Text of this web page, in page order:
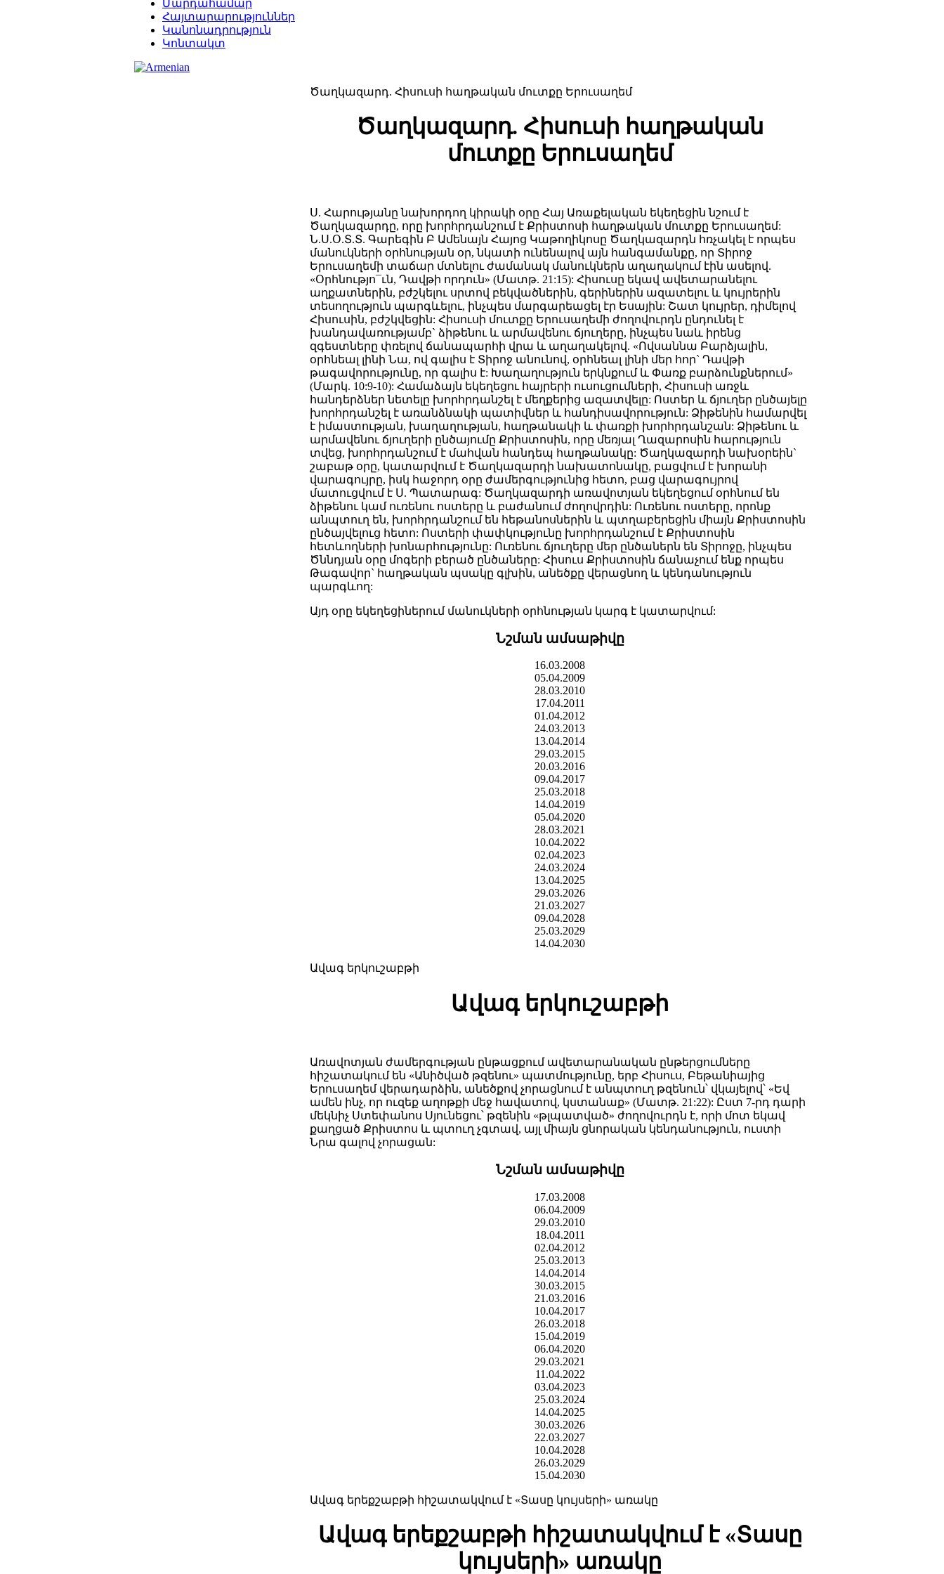
Մարդահամար
Հայտարարություններ
Կանոնադրություն
Կոնտակտ
Ծաղկազարդ. Հիսուսի հաղթական մուտքը Երուսաղեմ
Ծաղկազարդ. Հիսուսի հաղթական
մուտքը Երուսաղեմ
Ս. Հարությանը նախորդող կիրակի օրը Հայ Առաքելական եկեղեցին նշում է
Ծաղկազարդը, որը խորհրդանշում է Քրիստոսի հաղթական մուտքը Երուսաղեմ:
Ն.Ս.Օ.Տ.Տ. Գարեգին Բ Ամենայն Հայոց Կաթողիկոսը Ծաղկազարդն հռչակել է որպես
մանուկների օրհնության օր, նկատի ունենալով այն հանգամանքը, որ Տիրոջ
Երուսաղեմի տաճար մտնելու ժամանակ մանուկներն աղաղակում էին ասելով.
«Օրհնությո¯ւն, Դավթի որդուն» (Մատթ. 21:15): Հիսուսը եկավ ավետարանելու
աղքատներին, բժշկելու սրտով բեկվածներին, գերիներին ազատելու և կույրերին
տեսողություն պարգևելու, ինչպես մարգարեացել էր Եսային: Շատ կույրեր, դիմելով
Հիսուսին, բժշկվեցին: Հիսուսի մուտքը Երուսաղեմի ժողովուրդն ընդունել է
խանդավառությամբ` ձիթենու և արմավենու ճյուղերը, ինչպես նաև իրենց
զգեստները փռելով ճանապարհի վրա և աղաղակելով. «Ովսաննա Բարձյալին,
օրհնեալ լինի Նա, ով գալիս է Տիրոջ անունով, օրհնեալ լինի մեր հոր` Դավթի
թագավորությունը, որ գալիս է: Խաղաղություն երկնքում և Փառք բարձունքներում»
(Մարկ. 10:9-10): Համաձայն եկեղեցու հայրերի ուսուցումների, Հիսուսի առջև
հանդերձներ նետելը խորհրդանշել է մեղքերից ազատվելը: Ոստեր և ճյուղեր ընծայելը
խորհրդանշել է առանձնակի պատիվներ և հանդիսավորություն: Ձիթենին համարվել
է իմաստության, խաղաղության, հաղթանակի և փառքի խորհրդանշան: Ձիթենու և
արմավենու ճյուղերի ընծայումը Քրիստոսին, որը մեռյալ Ղազարոսին հարություն
տվեց, խորհրդանշում է մահվան հանդեպ հաղթանակը: Ծաղկազարդի նախօրեին`
շաբաթ օրը, կատարվում է Ծաղկազարդի նախատոնակը, բացվում է խորանի
վարագույրը, իսկ հաջորդ օրը ժամերգությունից հետո, բաց վարագույրով
մատուցվում է Ս. Պատարագ: Ծաղկազարդի առավոտյան եկեղեցում օրհնում են
ձիթենու կամ ուռենու ոստերը և բաժանում ժողովրդին: Ուռենու ոստերը, որոնք
անպտուղ են, խորհրդանշում են հեթանոսներին և պտղաբերեցին միայն Քրիստոսին
ընծայվելուց հետո: Ոստերի փափկությունը խորհրդանշում է Քրիստոսին
հետևողների խոնարհությունը: Ուռենու ճյուղերը մեր ընծաներն են Տիրոջը, ինչպես
Ծննդյան օրը մոգերի բերած ընծաները: Հիսուս Քրիստոսին ճանաչում ենք որպես
Թագավոր` հաղթական պսակը գլխին, անեծքը վերացնող և կենդանություն
պարգևող:
Այդ օրը եկեղեցիներում մանուկների օրհնության կարգ է կատարվում:
Նշման ամսաթիվը
16.03.2008
05.04.2009
28.03.2010
17.04.2011
01.04.2012
24.03.2013
13.04.2014
29.03.2015
20.03.2016
09.04.2017
25.03.2018
14.04.2019
05.04.2020
28.03.2021
10.04.2022
02.04.2023
24.03.2024
13.04.2025
29.03.2026
21.03.2027
09.04.2028
25.03.2029
14.04.2030
Ավագ երկուշաբթի
Ավագ երկուշաբթի
Առավոտյան ժամերգության ընթացքում ավետարանական ընթերցումները
հիշատակում են «Անիծված թզենու» պատմությունը, երբ Հիսուս, Բեթանիայից
Երուսաղեմ վերադարձին, անեծքով չորացնում է անպտուղ թզենուն՝ վկայելով՝ «Եվ
ամեն ինչ, որ ուզեք աղոթքի մեջ հավատով, կստանաք» (Մատթ. 21:22): Ըստ 7-րդ դարի
մեկնիչ Ստեփանոս Սյունեցու՝ թզենին «թլպատված» ժողովուրդն է, որի մոտ եկավ
քաղցած Քրիստոս և պտուղ չգտավ, այլ միայն ցնորական կենդանություն, ուստի
Նրա գալով չորացան:
Նշման ամսաթիվը
17.03.2008
06.04.2009
29.03.2010
18.04.2011
02.04.2012
25.03.2013
14.04.2014
30.03.2015
21.03.2016
10.04.2017
26.03.2018
15.04.2019
06.04.2020
29.03.2021
11.04.2022
03.04.2023
25.03.2024
14.04.2025
30.03.2026
22.03.2027
10.04.2028
26.03.2029
15.04.2030
Ավագ երեքշաբթի հիշատակվում է «Տասը կույսերի» առակը
Ավագ երեքշաբթի հիշատակվում է «Տասը
կույսերի» առակը